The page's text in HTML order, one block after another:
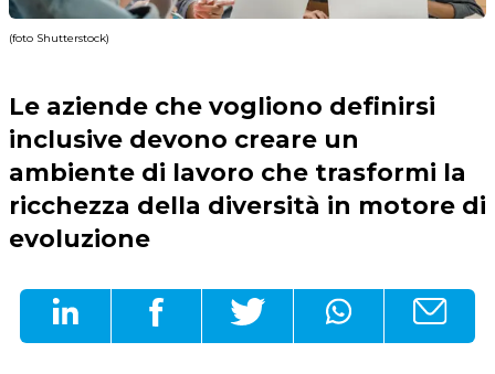
(foto Shutterstock)
Le aziende che vogliono definirsi
inclusive devono creare un
ambiente di lavoro che trasformi la
ricchezza della diversità in motore di
evoluzione